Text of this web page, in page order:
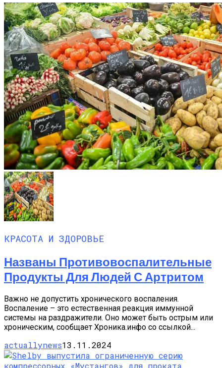
КРАСОТА И ЗДОРОВЬЕ
Названы Противовоспалительные
Продукты Для Людей С Артритом
Важно не допустить хронического воспаления.
Воспаление – это естественная реакция иммунной
системы на раздражители. Оно может быть острым или
хроническим, сообщает Хроника.инфо со ссылкой...
actuallynews13.11.2024